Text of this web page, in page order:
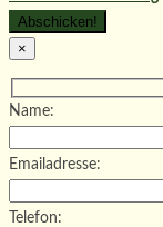
×
Name:
Emailadresse:
Telefon: